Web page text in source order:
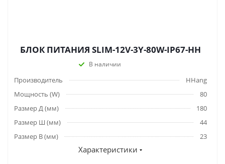
БЛОК ПИТАНИЯ SLIM-12V-3Y-80W-IP67-HH
В наличии
Производитель
HHang
Мощность (W)
80
Размер Д (мм)
180
Размер Ш (мм)
44
Размер В (мм)
23
Характеристики